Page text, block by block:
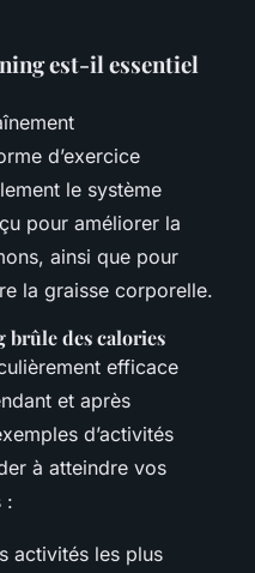
est-il essentiel
d’exercice
le système
pour améliorer la
ainsi que pour
la graisse corporelle.
des calories
efficace
et après
d’activités
à atteindre vos
:
activités les plus